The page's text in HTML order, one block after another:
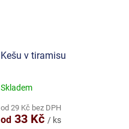
Kešu v tiramisu
Průměrné
produktu
je
Skladem
od 29 Kč bez DPH
od 33 Kč / ks